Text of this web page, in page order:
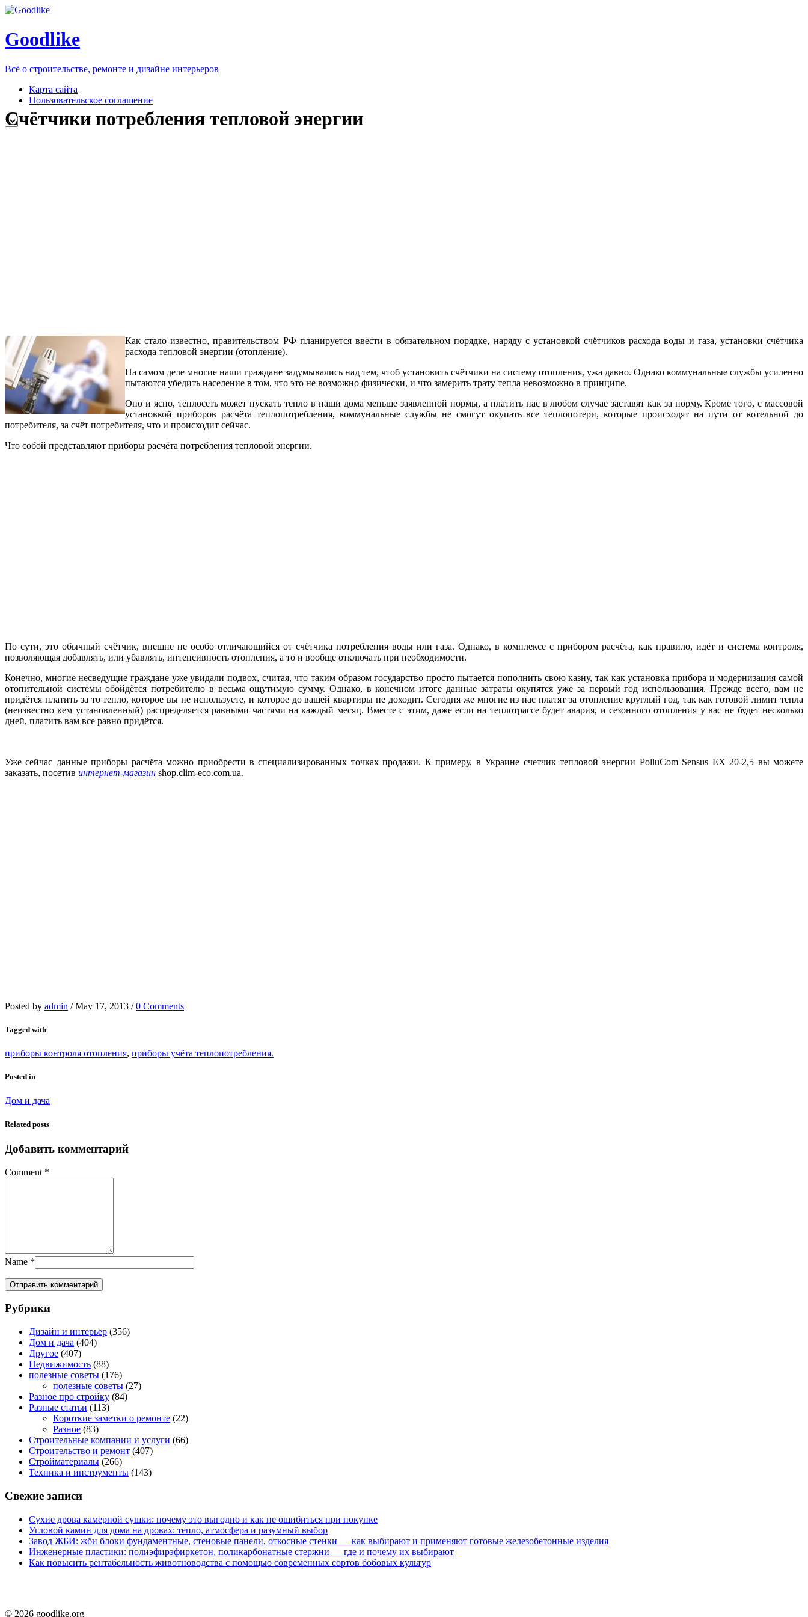
Goodlike
Всё о строительстве, ремонте и дизайне интерьеров
Карта сайта
Пользовательское соглашение
Счётчики потребления тепловой энергии
Как стало известно, правительством РФ планируется ввести в обязательном порядке, наряду с установкой счётчиков расхода воды и газа, установки счётчика
расхода тепловой энергии (отопление).
На самом деле многие наши граждане задумывались над тем, чтоб установить счётчики на систему отопления, ужа давно. Однако коммунальные службы усиленно
пытаются убедить население в том, что это не возможно физически, и что замерить трату тепла невозможно в принципе.
Оно и ясно, теплосеть может пускать тепло в наши дома меньше заявленной нормы, а платить нас в любом случае заставят как за норму. Кроме того, с массовой
установкой приборов расчёта теплопотребления, коммунальные службы не смогут окупать все теплопотери, которые происходят на пути от котельной до
потребителя, за счёт потребителя, что и происходит сейчас.
Что собой представляют приборы расчёта потребления тепловой энергии.
По сути, это обычный счётчик, внешне не особо отличающийся от счётчика потребления воды или газа. Однако, в комплексе с прибором расчёта, как правило, идёт и система контроля,
позволяющая добавлять, или убавлять, интенсивность отопления, а то и вообще отключать при необходимости.
Конечно, многие несведущие граждане уже увидали подвох, считая, что таким образом государство просто пытается пополнить свою казну, так как установка прибора и модернизация самой
отопительной системы обойдётся потребителю в весьма ощутимую сумму. Однако, в конечном итоге данные затраты окупятся уже за первый год использования. Прежде всего, вам не
придётся платить за то тепло, которое вы не используете, и которое до вашей квартиры не доходит. Сегодня же многие из нас платят за отопление круглый год, так как готовой лимит тепла
(неизвестно кем установленный) распределяется равными частями на каждый месяц. Вместе с этим, даже если на теплотрассе будет авария, и сезонного отопления у вас не будет несколько
дней, платить вам все равно придётся.
Уже сейчас данные приборы расчёта можно приобрести в специализированных точках продажи. К примеру, в Украине счетчик тепловой энергии PolluCom Sensus EX 20-2,5 вы можете
заказать, посетив интернет-магазин shop.clim-eco.com.ua.
Posted by admin / May 17, 2013 / 0 Comments
Tagged with
приборы контроля отопления, приборы учёта теплопотребления.
Posted in
Дом и дача
Related posts
Добавить комментарий
Comment *
Name *
Рубрики
Дизайн и интерьер (356)
Дом и дача (404)
Другое (407)
Недвижимость (88)
полезные советы (176)
полезные советы (27)
Разное про стройку (84)
Разные статьи (113)
Короткие заметки о ремонте (22)
Разное (83)
Строительные компании и услуги (66)
Строительство и ремонт (407)
Стройматериалы (266)
Техника и инструменты (143)
Свежие записи
Сухие дрова камерной сушки: почему это выгодно и как не ошибиться при покупке
Угловой камин для дома на дровах: тепло, атмосфера и разумный выбор
Завод ЖБИ: жби блоки фундаментные, стеновые панели, откосные стенки — как выбирают и применяют готовые железобетонные изделия
Инженерные пластики: полиэфирэфиркетон, поликарбонатные стержни — где и почему их выбирают
Как повысить рентабельность животноводства с помощью современных сортов бобовых культур
© 2026 goodlike.org